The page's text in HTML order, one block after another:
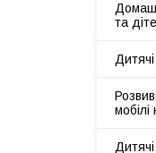
та
мобілі